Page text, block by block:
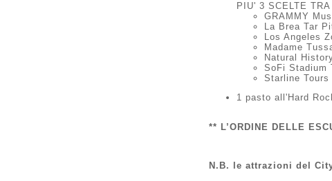
PIU' 3 SCELTE
GRAMMY
La Brea Tar
Los Angeles
Madame
Natural
SoFi Stadium
Starline Tours
1 pasto all'Hard
** L’ORDINE DELLE
N.B. le attrazioni del